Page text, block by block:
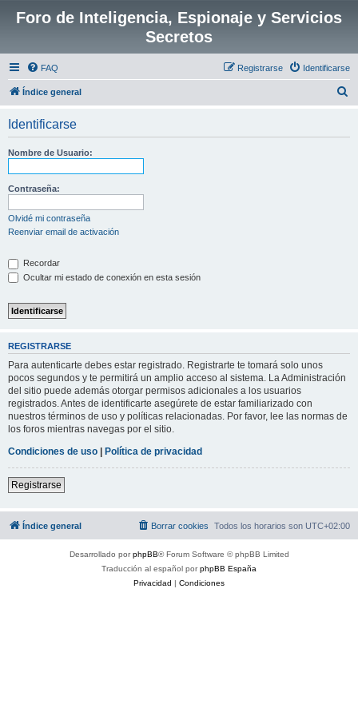
Foro de Inteligencia, Espionaje y Servicios
Secretos
FAQ Identificarse
Registrarse
Índice general
Identificarse
Nombre de Usuario:
Contraseña:
Olvidé mi contraseña
Reenviar email de activación
Recordar
Ocultar mi estado de conexión en esta sesión
REGISTRARSE
Para autenticarte debes estar registrado. Registrarte te tomará solo unos
pocos segundos y te permitirá un amplio acceso al sistema. La Administración
del sitio puede además otorgar permisos adicionales a los usuarios
registrados. Antes de identificarte asegúrete de estar familiarizado con
nuestros términos de uso y políticas relacionadas. Por favor, lee las normas de
los foros mientras navegas por el sitio.
Condiciones de uso | Política de privacidad
Registrarse
Índice general Todos los horarios son UTC+02:00
Borrar cookies
Desarrollado porphpBB® Forum Software © phpBB Limited
Traducción al español porphpBB España
Privacidad | Condiciones